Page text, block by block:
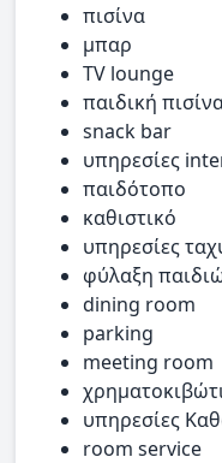
πισίνα
μπαρ
TV lounge
παιδική
snack bar
υπηρεσίες
παιδότοπο
καθιστικό
υπηρεσίες
φύλαξη
dining room
parking
meeting room
υπηρεσίες
room service